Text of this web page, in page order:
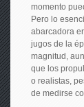
momento
Pero lo
abarcadora
jugos de la
magnitud,
que los
o realistas,
de medirse